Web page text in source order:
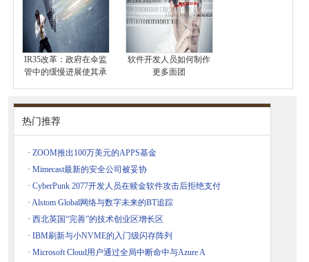
IR35改革：政府在伞监
管中的缓慢进展使其承
软件开发人员如何制作
更多面团
热门推荐
· ZOOM推出100万美元的APPS基金
· Mimecast最新的安全公司被妥协
· Cyber​​Punk 2077开发人员在赎金软件攻击后拒绝支付
· Alstom Global网络与数字未来的BT追踪
· 西北英国“完善”的技术创业区增长区
· IBM刷新与小NVME的入门级闪存阵列
· Microsoft Cloud用户通过全局中断命中与Azure A